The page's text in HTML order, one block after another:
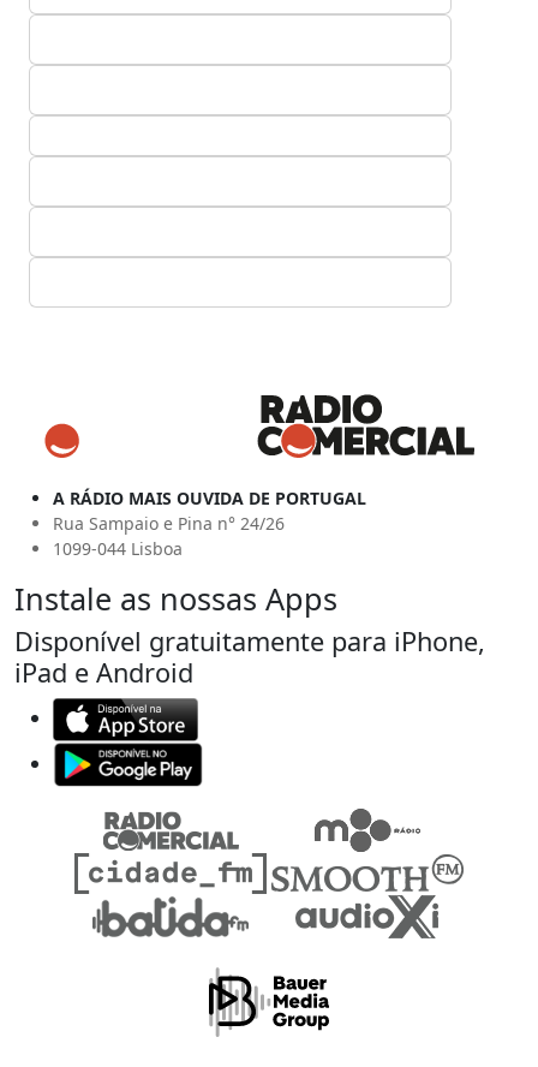
A RÁDIO MAIS OUVIDA DE PORTUGAL
Rua Sampaio e Pina n° 24/26
1099-044 Lisboa
Instale as nossas Apps
Disponível gratuitamente para iPhone,
iPad e Android